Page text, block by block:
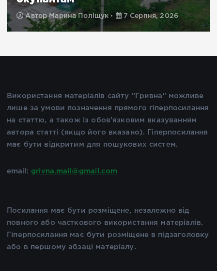
Автор Марина Поліщук 7 Серпня, 2026
Використання матеріалів сайту "Гривна" можливе
лише за умови позначення прямого гіперпосилання
на статтю, а також із обов'язковим вказуванням
автора статті (якщо його вказано). Гіперпосилання
має бути відкритим для пошукових систем.
email: grivna.mail@gmail.com
Посилання має бути розміщене, незалежно від
повного або часткового використання матеріалів.
Гіперпосилання має бути розміщене в підзаголовку
або в першому абзаці матеріалу.